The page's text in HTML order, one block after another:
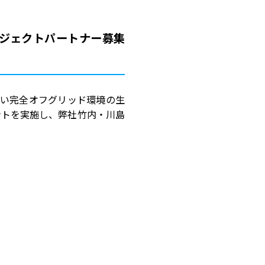
ェクトパートナー募集
完全オフグリッド環境の生
を実施し、弊社竹内・川島